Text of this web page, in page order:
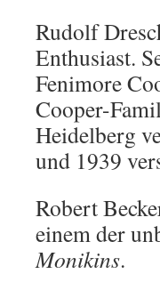
Rudolf
Enthusiast.
Fenimore
Cooper-
Heidelberg
und 1939
Robert
einem der
Monikins.